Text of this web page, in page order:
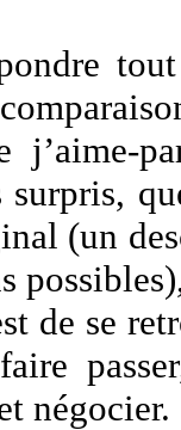
j’aime-
(un
de se
négocier.